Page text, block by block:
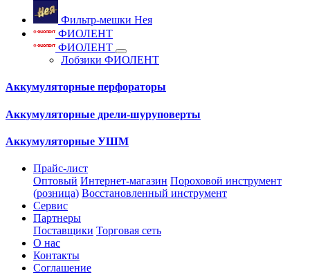
Фильтр-мешки Нея
ФИОЛЕНТ
ФИОЛЕНТ
Лобзики ФИОЛЕНТ
Аккумуляторные перфораторы
Аккумуляторные дрели-шуруповерты
Аккумуляторные УШМ
Прайс-лист
Оптовый Интернет-магазин Пороховой инструмент
(розница) Восстановленный инструмент
Сервис
Партнеры
Поставщики Торговая сеть
О нас
Контакты
Соглашение